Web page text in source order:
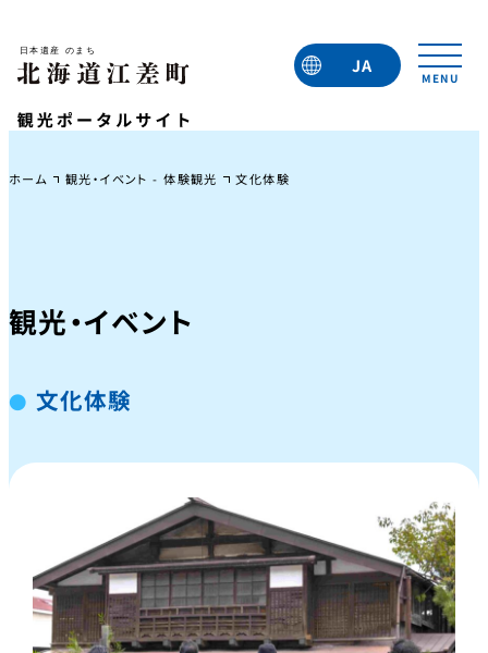
JA
EN
ホーム 観光・イベント - 体験観光 文化体験
観光・イベント
文化体験